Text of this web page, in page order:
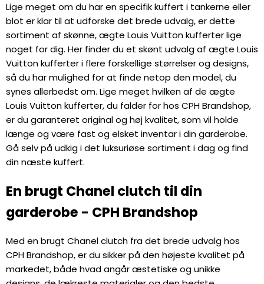
Lige meget om du har en specifik kuffert i tankerne eller
blot er klar til at udforske det brede udvalg, er dette
sortiment af skønne, ægte Louis Vuitton kufferter lige
noget for dig. Her finder du et skønt udvalg af ægte Louis
Vuitton kufferter i flere forskellige størrelser og designs,
så du har mulighed for at finde netop den model, du
synes allerbedst om. Lige meget hvilken af de ægte
Louis Vuitton kufferter, du falder for hos CPH Brandshop,
er du garanteret original og høj kvalitet, som vil holde
længe og være fast og elsket inventar i din garderobe.
Gå selv på udkig i det luksuriøse sortiment i dag og find
din næste kuffert.
En brugt Chanel clutch til din
garderobe - CPH Brandshop
Med en brugt Chanel clutch fra det brede udvalg hos
CPH Brandshop, er du sikker på den højeste kvalitet på
markedet, både hvad angår æstetiske og unikke